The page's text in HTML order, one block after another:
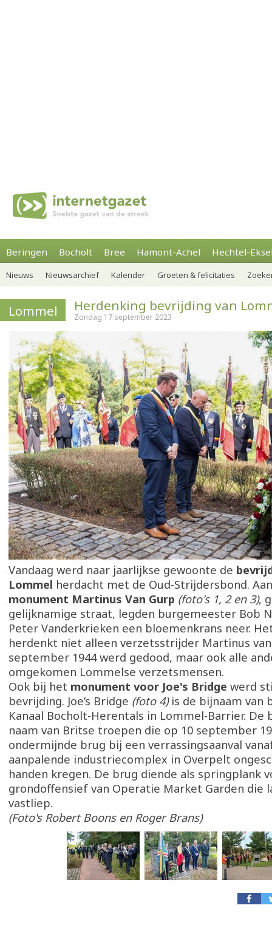
Beringen Bocholt Bree Hamont-Achel Hechtel-
Nieuws Nieuwsarchief Kalender Groeten & felicitaties
Lommel Herdenking bevrijding van
Zondag 17 september 2023
Vandaag werd naar jaarlijkse gewoonte de
Lommel herdacht met de Oud-Strijdersbond.
monument Martinus Van Gurp (foto's 1, 2 en 3),
gelijknamige straat, legden burgemeester Bob
Peter Vanderkrieken een bloemenkrans neer.
herdenkt niet alleen verzetsstrijder Martinus
september 1944 werd gedood, maar ook alle
omgekomen Lommelse verzetsmensen.
Ook bij het monument voor Joe's Bridge werd
bevrijding. Joe’s Bridge (foto 4)is de bijnaam van
Kanaal Bocholt-Herentals in Lommel-Barrier. De
naam van Britse troepen die op 10 september
ondermijnde brug bij een verrassingsaanval
aanpalende industriecomplex in Overpelt
handen kregen. De brug diende als springplank
grondoffensief van Operatie Market Garden die
vastliep.
(Foto's Robert Boons en Roger Brans)